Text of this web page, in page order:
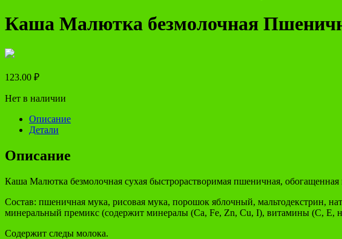
Каша Малютка безмолочная
123.00 ₽
Нет в наличии
Описание
Детали
Описание
Каша Малютка безмолочная сухая быстрорастворимая пшеничная,
Состав: пшеничная мука, рисовая мука, порошок яблочный, мальтодекстрин,
минеральный премикс (содержит минералы (Ca, Fe, Zn, Cu, I), витамины (С, Е,
Содержит следы молока.